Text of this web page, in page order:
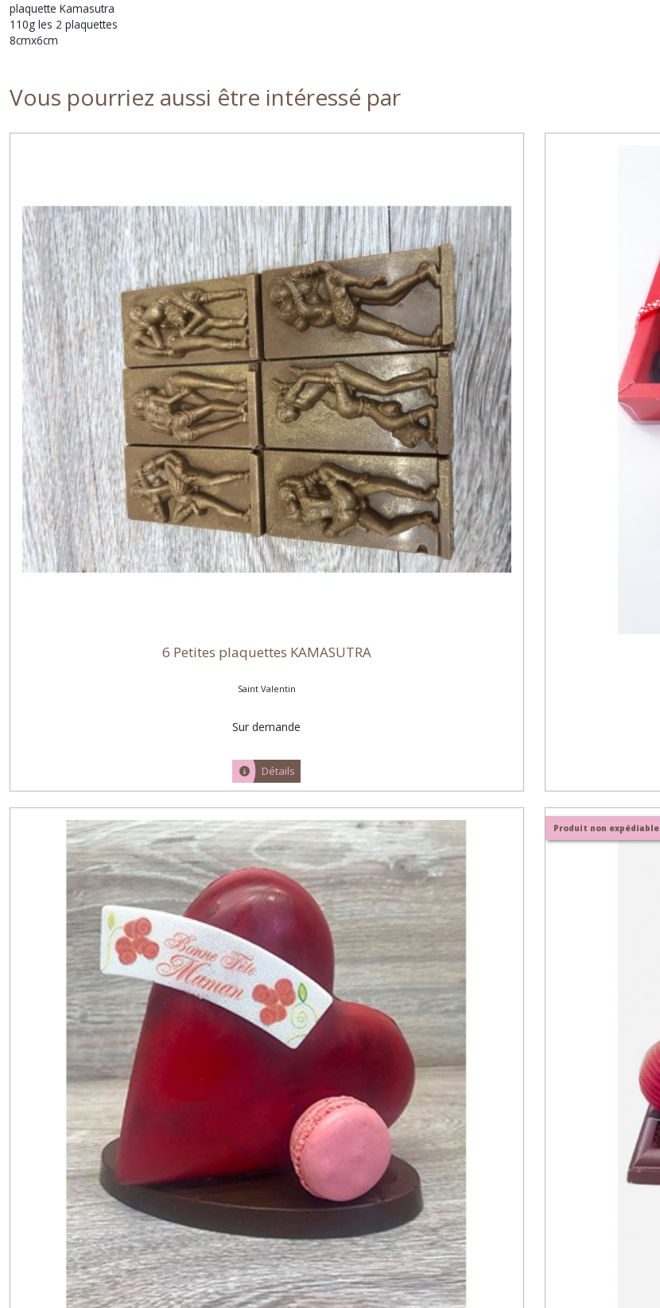
plaquette Kamasutra
110g les 2 plaquettes
8cmx6cm
Vous pourriez aussi être intéressé par
6 Petites plaquettes KAMASUTRA
Saint Valentin
Sur demande
Détails
Produit non expédiable